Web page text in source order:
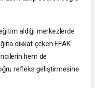
aldığı merkezlerde
dikkat çeken EFAK
hem de
refleks geliştirmesine